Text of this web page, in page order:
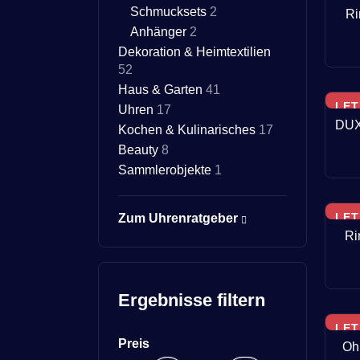
Schmucksets 2
Anhänger 2
Dekoration & Heimtextilien
52
Haus & Garten 41
Uhren 17
Kochen & Kulinarisches 17
Beauty 8
Sammlerobjekte 1
Zum Uhrenratgeber
Ergebnisse filtern
Preis